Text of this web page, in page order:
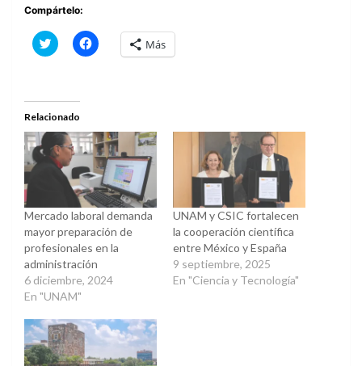
Compártelo:
Haz
clic
(Se
abre
en
una
ventana
nueva)
Haz
clic
una
ventana
nueva)
Más
Relacionado
Mercado laboral demanda
mayor preparación de
profesionales en la
administración
6 diciembre, 2024
En "UNAM"
UNAM y CSIC fortalecen
la cooperación científica
entre México y España
9 septiembre, 2025
En "Ciencia y Tecnología"